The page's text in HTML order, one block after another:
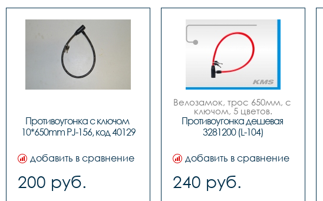
Противоугонка с ключом
10*650mm PJ-156, код 40129
добавить в сравнение
200 руб.
Велозамок, трос 650мм, с
ключом, 5 цветов.
Противоугонка дешевая
3281200 (L-104)
добавить в сравнение
240 руб.